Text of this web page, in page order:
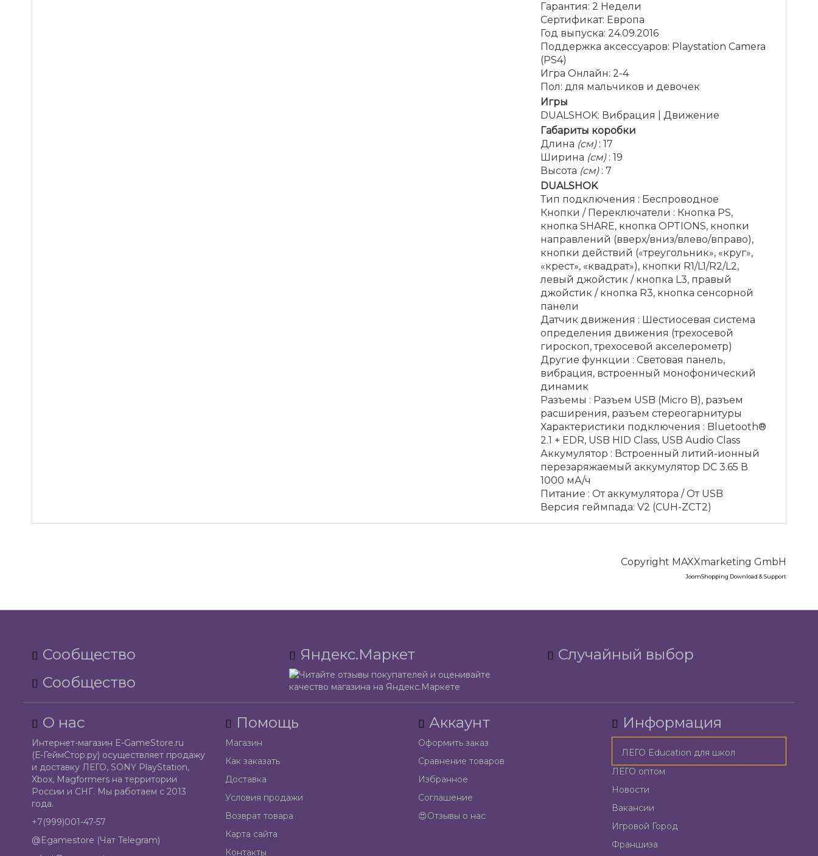
Гарантия:2 Недели
Сертификат: Европа
Год выпуска:24.09.2016
Поддержка аксессуаров: Playstation Camera
(PS4)
Игра Онлайн:2-4
Пол:для мальчиков и девочек
Игры
DUALSHOK: Вибрация | Движение
Габариты коробки
Длина (см) :17
Ширина (см) :19
Высота (см) :7
DUALSHOK
Тип подключения : Беспроводное
Кнопки / Переключатели : Кнопка PS,
кнопка SHARE, кнопка OPTIONS, кнопки
направлений (вверх/вниз/влево/вправо),
кнопки действий («треугольник», «круг»,
«крест», «квадрат»), кнопки R1/L1/R2/L2,
левый джойстик / кнопка L3, правый
джойстик / кнопка R3, кнопка сенсорной
панели
Датчик движения : Шестиосевая система
определения движения (трехосевой
гироскоп, трехосевой акселерометр)
Другие функции :Световая панель,
вибрация, встроенный монофонический
динамик
Разъемы : Разъем USB (Micro B), разъем
расширения, разъем стереогарнитуры
Характеристики подключения : Bluetooth®
2.1 + EDR, USB HID Class, USB Audio Class
Аккумулятор : Встроенный литий-ионный
перезаряжаемый аккумулятор DC 3.65 В
1000 мА/ч
Питание :От аккумулятора / От USB
Версия геймпада:V2 (CUH-ZCT2)
Copyright MAXXmarketing GmbH
JoomShopping Download & Support
Сообщество
Сообщество
Яндекс.Маркет Случайный выбор
О нас
Интернет-магазин E-GameStore.ru
(Е-ГеймСтор.ру) осуществляет продажу
и доставку ЛЕГО, SONY PlayStation,
Xbox, Magformers на территории
России и СНГ. Мы работаем с 2013
года.
+7(999)001-47-57
@Egamestore (Чат Telegram)
Помощь
Магазин
Как заказать
Доставка
Условия продажи
Возврат товара
Карта сайта
Контакты
Аккаунт
Оформить заказ
Сравнение товаров
Избранное
Соглашение
😍Отзывы о нас
Информация
ЛЕГО Education для школ
ЛЕГО оптом
Новости
Вакансии
Игровой Город
Франшиза